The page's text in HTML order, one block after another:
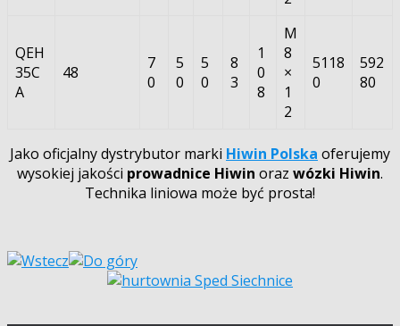
QEH
35C
A
48
7
0
5
0
5
0
8
3
1
0
8
M
8
×
1
2
5118
0
592
80
Jako oficjalny dystrybutor marki Hiwin Polska oferujemy
wysokiej jakości prowadnice Hiwin oraz wózki Hiwin.
Technika liniowa może być prosta!